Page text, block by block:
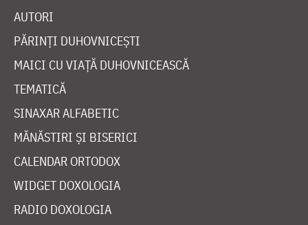
AUTORI
PĂRINȚI DUHOVNICEȘTI
MAICI CU VIAȚĂ DUHOVNICEASCĂ
TEMATICĂ
SINAXAR ALFABETIC
MĂNĂSTIRI ȘI BISERICI
CALENDAR ORTODOX
WIDGET DOXOLOGIA
RADIO DOXOLOGIA